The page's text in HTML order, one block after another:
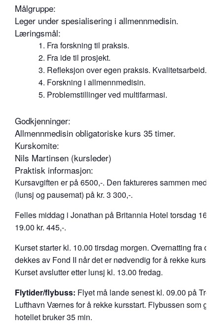
Målgruppe:
Leger under spesialisering i allmennmedisin.
Læringsmål:
Fra forskning til praksis.
Fra ide til prosjekt.
Refleksjon over egen praksis. Kvalitetsarbeid.
Forskning i allmennmedisin.
Problemstillinger ved multifarmasi.
Godkjenninger:
Allmennmedisin obligatoriske kurs 35 timer.
Kurskomite:
Nils Martinsen (kursleder)
Praktisk informasjon:
Kursavgiften er på 6500,-. Den faktureres sammen med
(lunsj og pausemat) på kr. 3 300,-.
Felles middag i Jonathan på Britannia Hotel torsdag
19.00 kr. 445,-.
Kurset starter kl. 10.00 tirsdag morgen. Overnatting fra
dekkes av Fond II når det er nødvendig for å rekke
Kurset avslutter etter lunsj kl. 13.00 fredag.
Flytider/flybuss: Flyet må lande senest kl. 09.00 på
Lufthavn Værnes for å rekke kursstart. Flybussen som går
hotellet bruker 35 min.